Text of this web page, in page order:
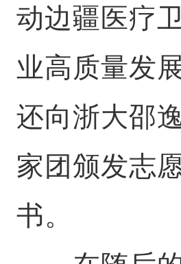
动边疆医疗
业高质量发
还向浙大邵
家团颁发志
书。